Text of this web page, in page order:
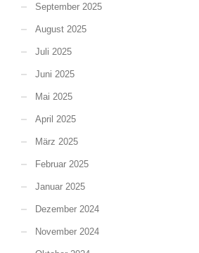
September 2025
August 2025
Juli 2025
Juni 2025
Mai 2025
April 2025
März 2025
Februar 2025
Januar 2025
Dezember 2024
November 2024